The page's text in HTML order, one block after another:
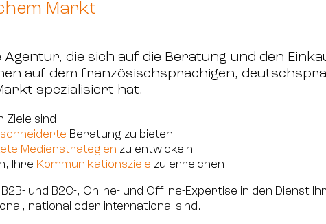
Markt
die sich auf die Beratung und den
auf dem französischsprachigen,
spezialisiert hat.
Ziele sind:
Beratung zu bieten
Medienstrategien zu entwickeln
Ihre Kommunikationsziele zu erreichen.
und B2C-, Online- und Offline-Expertise in den Dienst
national oder international sind.